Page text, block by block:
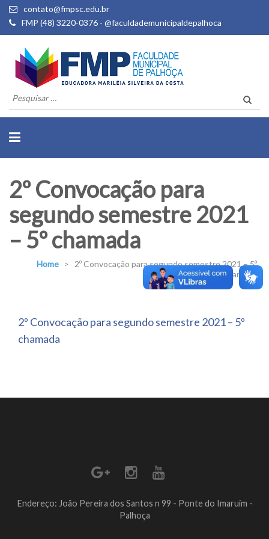
contato@fmpsc.edu.br
FMP (48) 3220-0376 - @faculdademunicipaldepalhoca
Pesquisar
por:
2º Convocação para
segundo semestre 2021
– 5º chamada
Home >
2º Convocação para segundo semestre 2021 – 5º
chamada
2º Convocação para segundo semestre 2021 – 5º
chamada
Endereço: João Pereira dos Santos n 99 - Ponte do Imaruim -
Palhoça